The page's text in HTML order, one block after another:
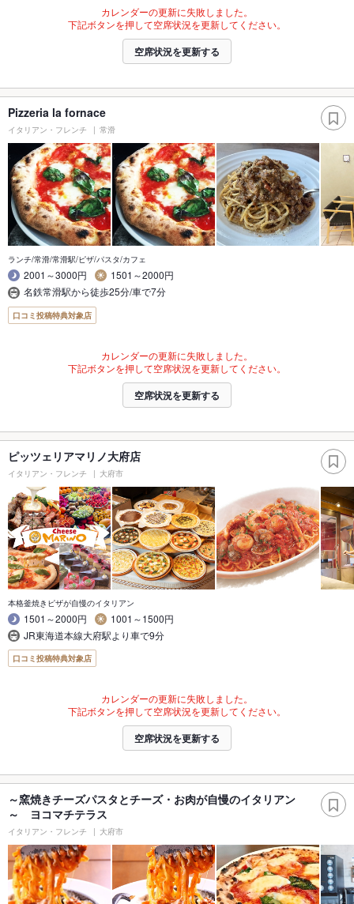
カレンダーの更新に失敗しました。
下記ボタンを押して空席状況を更新してください。
空席状況を更新する
Pizzeria la fornace
イタリアン・フレンチ 常滑
ランチ/常滑/常滑駅/ピザ/パスタ/カフェ
2001～3000円
1501～2000円
名鉄常滑駅から徒歩25分/車で7分
口コミ投稿特典対象店
カレンダーの更新に失敗しました。
下記ボタンを押して空席状況を更新してください。
空席状況を更新する
ピッツェリアマリノ大府店
イタリアン・フレンチ 大府市
本格釜焼きピザが自慢のイタリアン
1501～2000円
1001～1500円
JR東海道本線大府駅より車で9分
口コミ投稿特典対象店
カレンダーの更新に失敗しました。
下記ボタンを押して空席状況を更新してください。
空席状況を更新する
～窯焼きチーズパスタとチーズ・お肉が自慢のイタリアン
～ ヨコマチテラス
イタリアン・フレンチ 大府市